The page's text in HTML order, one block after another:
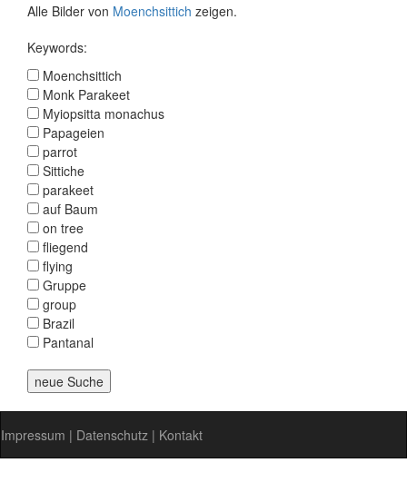
Alle Bilder von Moenchsittich zeigen.
Keywords:
Moenchsittich
Monk Parakeet
Myiopsitta monachus
Papageien
parrot
Sittiche
parakeet
auf Baum
on tree
fliegend
flying
Gruppe
group
Brazil
Pantanal
Impressum | Datenschutz | Kontakt